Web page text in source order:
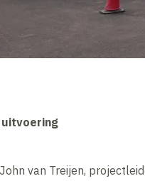
uitvoering
van Treijen,